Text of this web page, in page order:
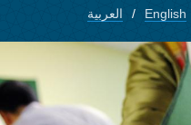
English العربية